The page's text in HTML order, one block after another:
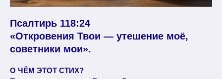
Псалтирь 118:24
«Откровения Твои — утешение моё,
советники мои».
О ЧЁМ ЭТОТ СТИХ?